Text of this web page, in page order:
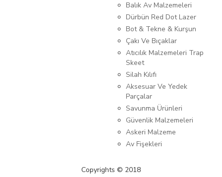
Balık Av Malzemeleri
Dürbün Red Dot Lazer
Bot & Tekne & Kurşun
Çakı Ve Bıçaklar
Atıcılık Malzemeleri Trap
Skeet
Silah Kılıfı
Aksesuar Ve Yedek
Parçalar
Savunma Ürünleri
Güvenlik Malzemeleri
Askeri Malzeme
Av Fişekleri
Copyrights © 2018